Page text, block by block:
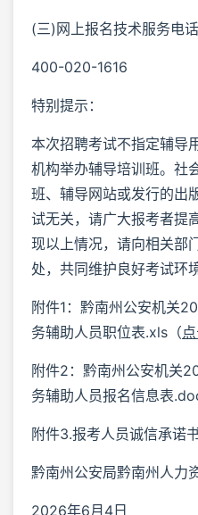
(三)网上报名技术服务电话
400-020-1616
特别提示：
本次招聘考试不指定辅导
机构举办辅导培训班。社
班、辅导网站或发行的出
试无关，请广大报考者提
现以上情况，请向相关部
处，共同维护良好考试环境
附件1：黔南州公安机关
务辅助人员职位表.xls（
附件2：黔南州公安机关
务辅助人员报名信息表
附件3.报考人员诚信承诺
黔南州公安局黔南州人力
2026年6月4日